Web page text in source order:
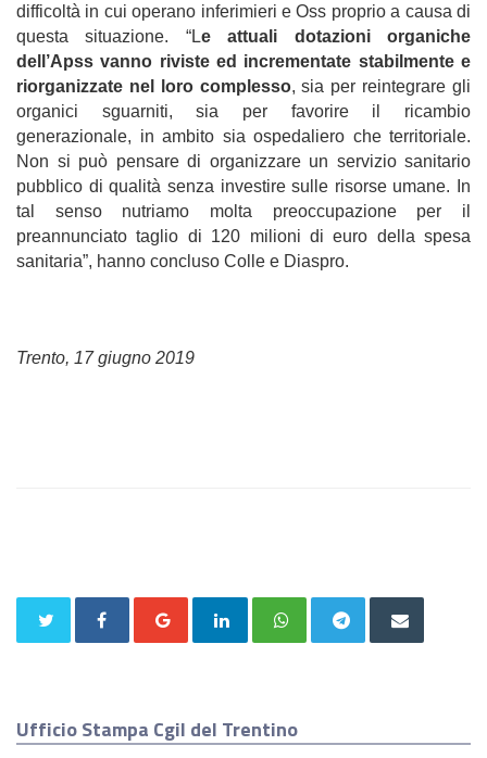
difficoltà in cui operano inferimieri e Oss proprio a causa di
questa situazione. “Le attuali dotazioni organiche
dell’Apss vanno riviste ed incrementate stabilmente e
riorganizzate nel loro complesso, sia per reintegrare gli
organici sguarniti, sia per favorire il ricambio
generazionale, in ambito sia ospedaliero che territoriale.
Non si può pensare di organizzare un servizio sanitario
pubblico di qualità senza investire sulle risorse umane. In
tal senso nutriamo molta preoccupazione per il
preannunciato taglio di 120 milioni di euro della spesa
sanitaria”, hanno concluso Colle e Diaspro.
Trento, 17 giugno 2019
Ufficio Stampa Cgil del Trentino